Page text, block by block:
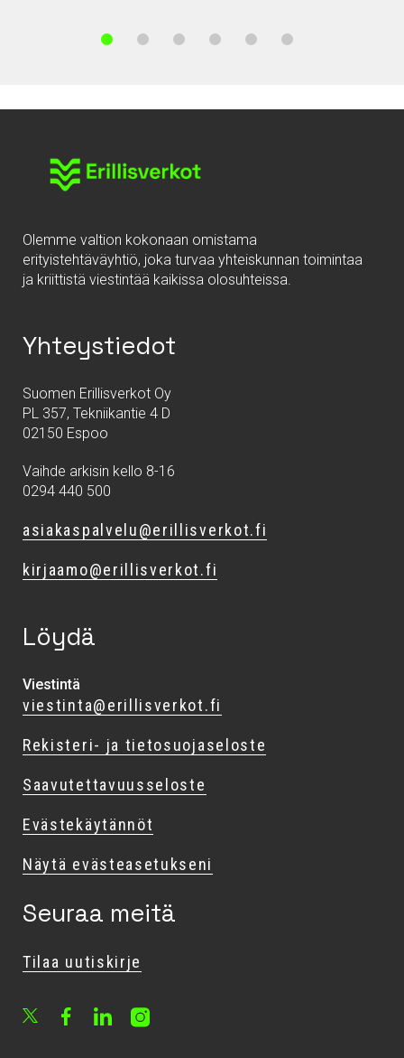
Olemme valtion kokonaan omistama
erityistehtäväyhtiö, joka turvaa yhteiskunnan toimintaa
ja kriittistä viestintää kaikissa olosuhteissa.
Yhteystiedot
Suomen Erillisverkot Oy
PL 357, Tekniikantie 4 D
02150 Espoo
Vaihde arkisin kello 8-16
0294 440 500
asiakaspalvelu@erillisverkot.fi
kirjaamo@erillisverkot.fi
Löydä
Viestintä
viestinta@erillisverkot.fi
Rekisteri- ja tietosuojaseloste
Saavutettavuusseloste
Evästekäytännöt
Näytä evästeasetukseni
Seuraa meitä
Tilaa uutiskirje
FacebookLinkedInInstagram